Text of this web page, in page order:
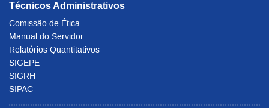
Técnicos Administrativos
Comissão de Ética
Manual do Servidor
Relatórios Quantitativos
SIGEPE
SIGRH
SIPAC